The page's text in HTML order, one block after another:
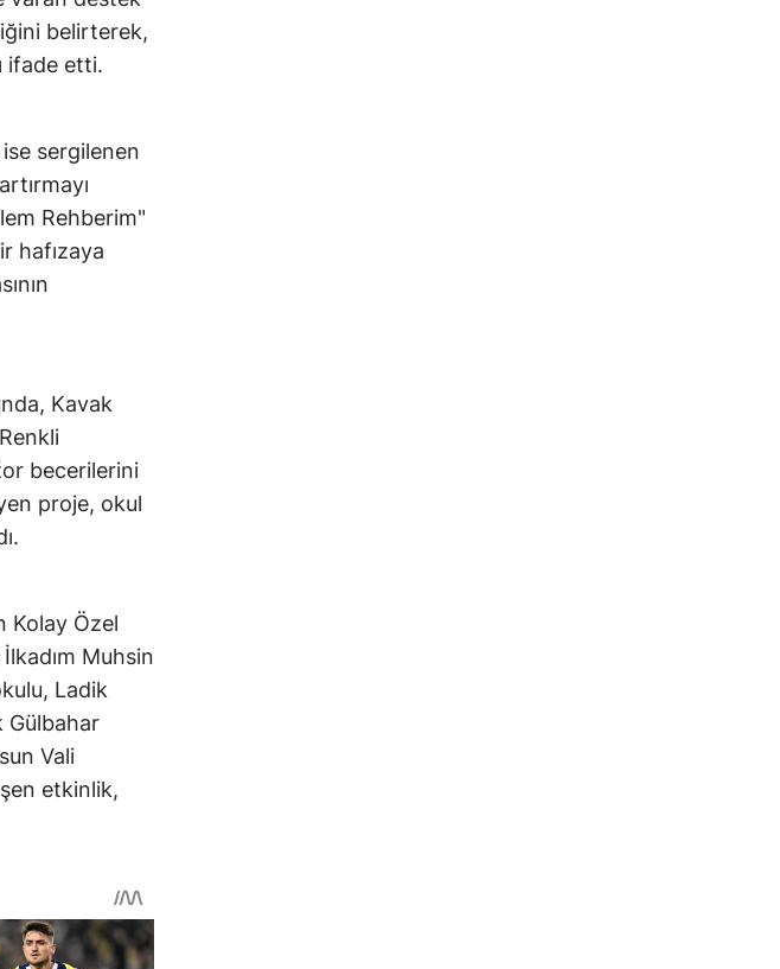
belirterek,
ifade etti.
sergilenen
Rehberim"
hafızaya
Kavak
becerilerini
proje, okul
Kolay Özel
Muhsin
Ladik
Gülbahar
Vali
etkinlik,